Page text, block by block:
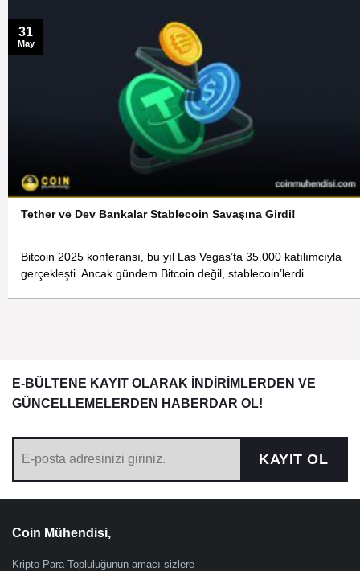
Tether ve Dev Bankalar Stablecoin Savaşına Girdi!
Bitcoin 2025 konferansı, bu yıl Las Vegas’ta 35.000 katılımcıyla
gerçekleşti. Ancak gündem Bitcoin değil, stablecoin’lerdi.
31
May
E-BÜLTENE KAYIT OLARAK İNDİRİMLERDEN VE
GÜNCELLEMELERDEN HABERDAR OL!
KAYIT OL
Coin Mühendisi,
Kripto Para Topluluğunun amacı sizlere